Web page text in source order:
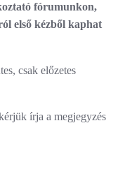
fórumunkon,
első kézből kaphat
csak előzetes
írja a megjegyzés